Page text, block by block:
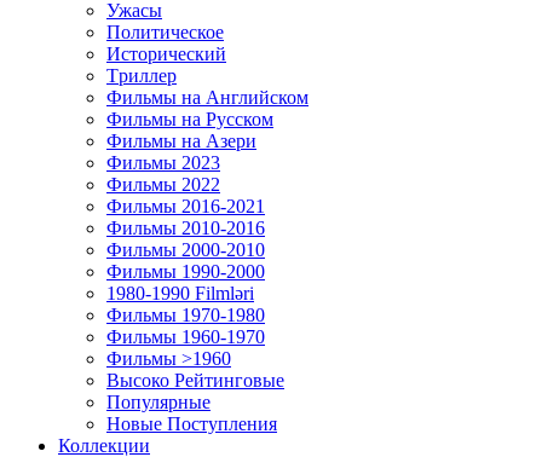
Ужасы
Политическое
Исторический
Tриллер
Фильмы на Английском
Фильмы на Русском
Фильмы на Азери
Фильмы 2023
Фильмы 2022
Фильмы 2016-2021
Фильмы 2010-2016
Фильмы 2000-2010
Фильмы 1990-2000
1980-1990 Filmləri
Фильмы 1970-1980
Фильмы 1960-1970
Фильмы >1960
Высоко Рейтинговые
Популярные
Новые Поступления
Коллекции